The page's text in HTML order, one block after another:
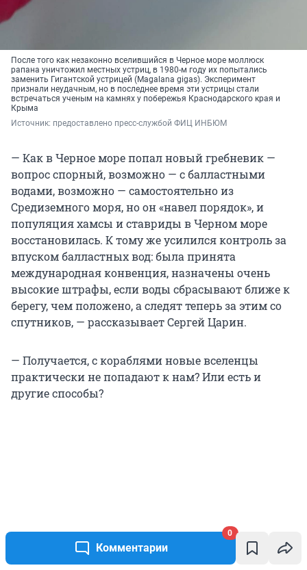
Комментарии
0
После того как незаконно вселившийся в Черное море моллюск
рапана уничтожил местных устриц, в 1980-м году их попытались
заменить Гигантской устрицей (Magalana gigas). Эксперимент
признали неудачным, но в последнее время эти устрицы стали
встречаться ученым на камнях у побережья Краснодарского края и
Крыма
Источник: предоставлено пресс-службой ФИЦ ИНБЮМ
— Как в Черное море попал новый гребневик —
вопрос спорный, возможно — с балластными
водами, возможно — самостоятельно из
Средиземного моря, но он «навел порядок», и
популяция хамсы и ставриды в Черном море
восстановилась. К тому же усилился контроль за
впуском балластных вод: была принята
международная конвенция, назначены очень
высокие штрафы, если воды сбрасывают ближе к
берегу, чем положено, а следят теперь за этим со
спутников, — рассказывает Сергей Царин.
— Получается, с кораблями новые вселенцы
практически не попадают к нам? Или есть и
другие способы?